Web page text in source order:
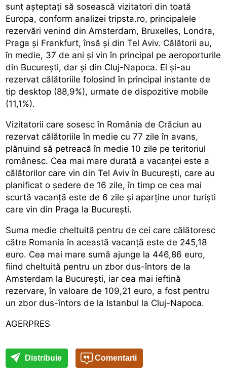
sunt așteptați să sosească vizitatori din toată
Europa, conform analizei tripsta.ro, principalele
rezervări venind din Amsterdam, Bruxelles, Londra,
Praga și Frankfurt, însă și din Tel Aviv. Călătorii au,
în medie, 37 de ani și vin în principal pe aeroporturile
din București, dar și din Cluj-Napoca. Ei și-au
rezervat călătoriile folosind în principal instante de
tip desktop (88,9%), urmate de dispozitive mobile
(11,1%).
Vizitatorii care sosesc în România de Crăciun au
rezervat călătoriile în medie cu 77 zile în avans,
plănuind să petreacă în medie 10 zile pe teritoriul
românesc. Cea mai mare durată a vacanței este a
călătorilor care vin din Tel Aviv în București, care au
planificat o ședere de 16 zile, în timp ce cea mai
scurtă vacanță este de 6 zile și aparține unor turiști
care vin din Praga la București.
Suma medie cheltuită pentru de cei care călătoresc
către Romania în această vacanță este de 245,18
euro. Cea mai mare sumă ajunge la 446,86 euro,
fiind cheltuită pentru un zbor dus-întors de la
Amsterdam la București, iar cea mai ieftină
rezervare, în valoare de 109,21 euro, a fost pentru
un zbor dus-întors de la Istanbul la Cluj-Napoca.
AGERPRES
Distribuie Comentarii